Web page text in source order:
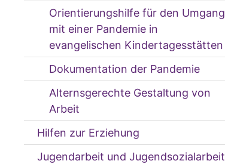
Orientierungshilfe für den Umgang
mit einer Pandemie in
evangelischen Kindertagesstätten
Dokumentation der Pandemie
Alternsgerechte Gestaltung von
Arbeit
Hilfen zur Erziehung
Jugendarbeit und Jugendsozialarbeit